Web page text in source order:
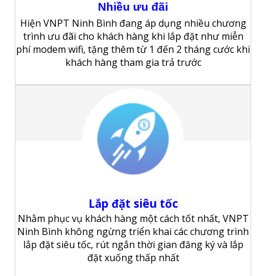
Nhiều ưu đãi
Hiện VNPT Ninh Bình đang áp dụng nhiều chương
trình ưu đãi cho khách hàng khi lắp đặt như miễn
phí modem wifi, tặng thêm từ 1 đến 2 tháng cước khi
khách hàng tham gia trả trước
Lắp đặt siêu tốc
Nhằm phục vụ khách hàng một cách tốt nhất, VNPT
Ninh Bình không ngừng triển khai các chương trình
lắp đặt siêu tốc, rút ngắn thời gian đăng ký và lắp
đặt xuống thấp nhất